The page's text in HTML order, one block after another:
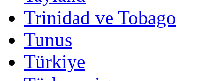
Trinidad ve Tobago
Tunus
Türkiye